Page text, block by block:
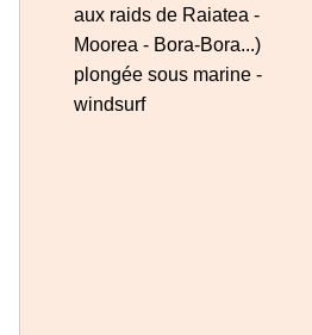
aux raids de Raiatea -
Moorea - Bora-Bora...)
plongée sous marine -
windsurf